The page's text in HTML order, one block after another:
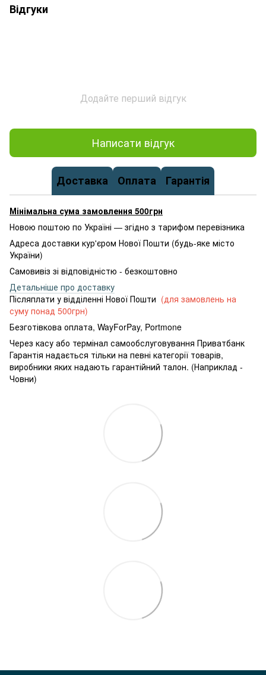
Відгуки
Додайте перший відгук
Написати відгук
Доставка Оплата Гарантія
Мінімальна сума замовлення 500грн
Новою поштою по Україні — згідно з тарифом перевізника
Адреса доставки кур'єром Нової Пошти (будь-яке місто
України)
Самовивіз зі відповідністю - безкоштовно
Детальніше про доставку
Післяплати у відділенні Нової Пошти (для замовлень на
суму понад 500грн)
Безготівкова оплата, WayForPay, Portmone
Через касу або термінал самообслуговування Приватбанк
Гарантія надається тільки на певні категорії товарів,
виробники яких надають гарантійний талон. (Наприклад -
Човни)